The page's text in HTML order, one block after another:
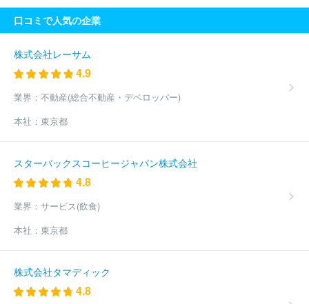
ＬＩＦＵＬＬ
株式会社ＡＤＤＩＸ
３Ｈメディソリューション株
式会社
株式会社アイスタイル
株式会社コロプラ
株式会社クラウドポイント
株式会社フルスピ
ード
株式会社Ｄ２Ｃ
社
株式会社Ｗｉｚ
株式会社ビズリーチ
プロデュース
株式会社エアネット
ジャパンメディアシステム株
ラボ
クルーズ株式会社
ープ株式会社
グレイステクノロジー株式会社
株式会社セレス
会社
株式会社バリューゴルフ 株式会社ボルテージ
ｎ株式会社
千株式会社
株式会社
ジンジブ
有限会社ウニコ
式会社
アド・セイル株式会社
株式会社
株式会社メディアコンサルティング
ケーインターナショナル
株式会社イデア・レコード
株式会社オ
ンリーストーリー
ａｓｐｏ株式会社
ｕｓｉｏｎ株式会社
口コミで人気の企業
株式会社レーサム
4.9
業界： 不動産(総合不動産・デベロッパー)
本社： 東京都
スターバックスコーヒージャパン株式会社
4.8
業界： サービス(飲食)
本社： 東京都
株式会社タマディック
4.8